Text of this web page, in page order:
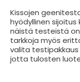
Kissojen
hyödyllinen sijoitus
näistä testeistä
tarkkoja myös
valita
jotta tulosten